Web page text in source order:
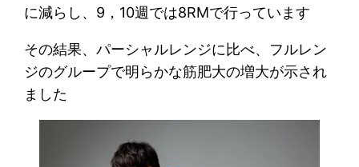
に減らし、9，10週では8RMで行っています
その結果、パーシャルレンジに比べ、フルレン
ジのグループで明らかな筋肥大の増大が示され
ました